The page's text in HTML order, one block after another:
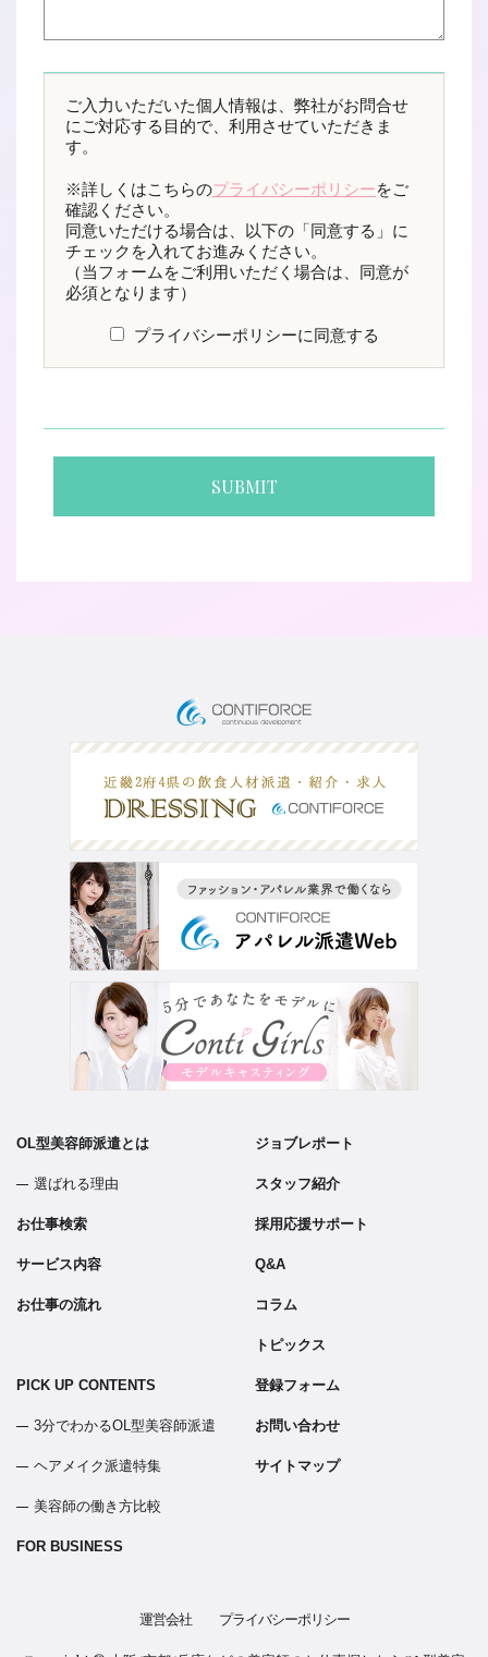
06-6252-0781 簡単Web応募
お仕事の流れ
登録フォーム
Q&A
コラム
お問い合わせ
PICK UP CONTENTS
3分でわかるOL型美容師派遣
ヘアメイク特集
美容師の働き方比較
FOR BUSINESS
運営会社 プライバシーポリシー
ご入力いただいた個人情報は、弊社がお問合せ
にご対応する目的で、利用させていただきま
す。
※詳しくはこちらのプライバシーポリシーをご
確認ください。
同意いただける場合は、以下の「同意する」に
チェックを入れてお進みください。
（当フォームをご利用いただく場合は、同意が
必須となります）
プライバシーポリシーに同意する
OL型美容師派遣とは
選ばれる理由
お仕事検索
サービス内容
お仕事の流れ
ジョブレポート
スタッフ紹介
採用応援サポート
Q&A
コラム
トピックス
PICK UP CONTENTS
3分でわかるOL型美容師派遣
ヘアメイク派遣特集
美容師の働き方比較
FOR BUSINESS
登録フォーム
お問い合わせ
サイトマップ
運営会社 プライバシーポリシー